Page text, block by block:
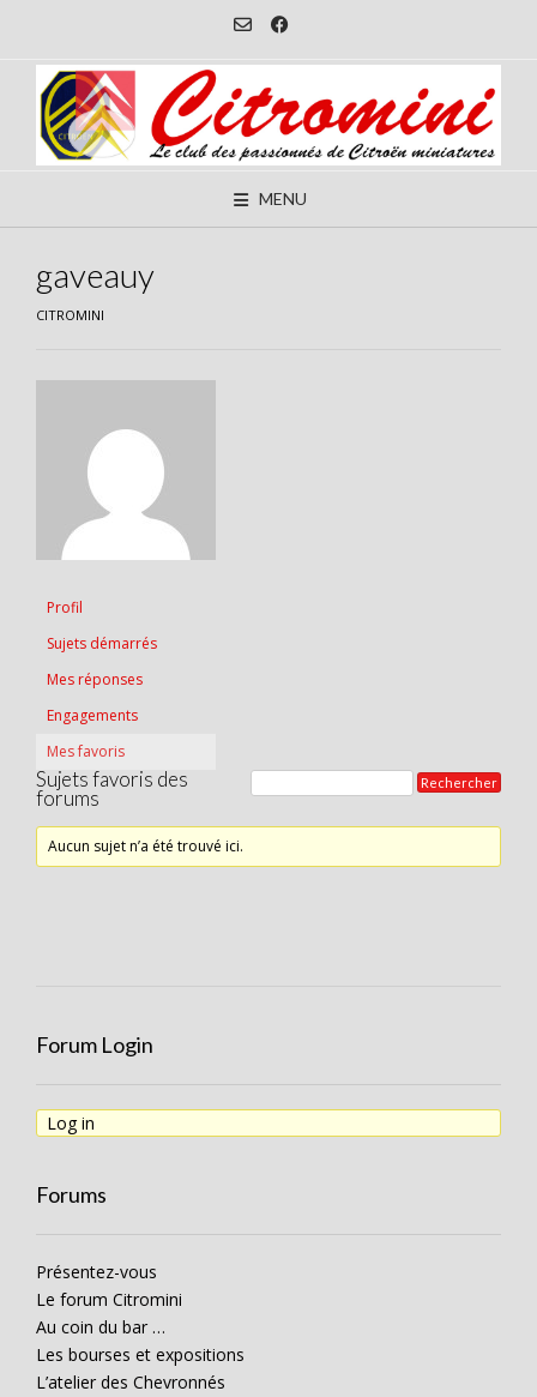
content
MENU
gaveauy
CITROMINI
Profil
Sujets démarrés
Mes réponses
Engagements
Mes favoris
Sujets favoris des
forums
Aucun sujet n’a été trouvé ici.
Forum Login
Log in
Forums
Présentez-vous
Le forum Citromini
Au coin du bar …
Les bourses et expositions
L’atelier des Chevronnés